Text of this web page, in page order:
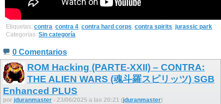
Etiquetas: contra, contra 4, contra hard corps, contra spirits, jurassic park
Categorías: Sin categoría
0 Comentarios
ROM Hacking (PARTE-XXII) – CONTRA:
THE ALIEN WARS (魂斗羅スピリッツ) SGB
Enhanced PLUS
por jduranmaster - 23/06/2025 a las 20:21 (jduranmaster)